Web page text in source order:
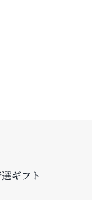
ギフト